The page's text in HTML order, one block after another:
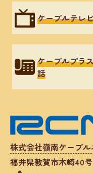
株式会社嶺南ケーブ
福井県敦賀市木崎40
ケーブルテレ
ケーブルプラ
話